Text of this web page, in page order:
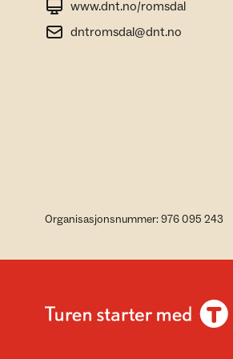
www.dnt.no/romsdal
dntromsdal@dnt.no
Organisasjonsnummer: 976 095 243